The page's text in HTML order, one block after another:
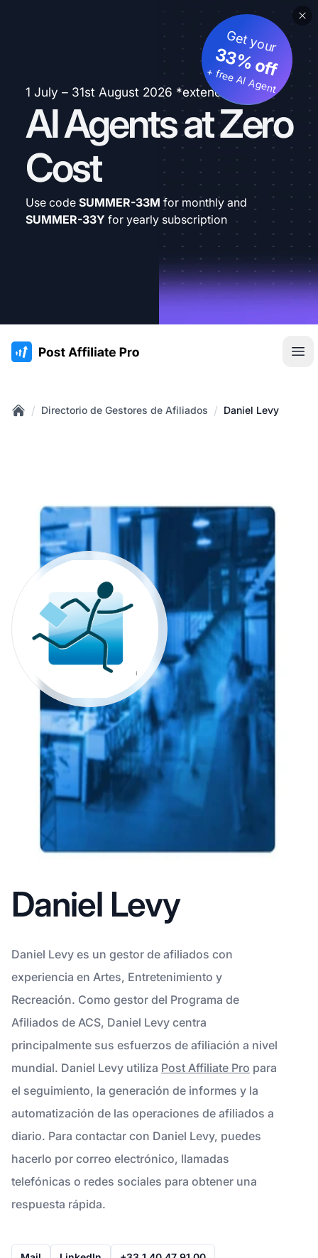
1 July – 31st August 2026 *extended
AI Agents at Zero
Cost
Get your
33% off
+ free AI Agent
Use code SUMMER-33M for monthly and
SUMMER-33Y for yearly subscription
:site.title
/ Directorio de Gestores de Afiliados / Daniel Levy
Daniel Levy
Daniel Levy es un gestor de afiliados con
experiencia en Artes, Entretenimiento y
Recreación. Como gestor del Programa de
Afiliados de ACS, Daniel Levy centra
principalmente sus esfuerzos de afiliación a nivel
mundial. Daniel Levy utiliza Post Affiliate Pro para
el seguimiento, la generación de informes y la
automatización de las operaciones de afiliados a
diario. Para contactar con Daniel Levy, puedes
hacerlo por correo electrónico, llamadas
telefónicas o redes sociales para obtener una
respuesta rápida.